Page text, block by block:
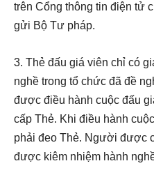
trên Cổng thông tin điện tử
gửi Bộ Tư pháp.
3. Thẻ đấu giá viên chỉ có
nghề trong tổ chức đã đề
được điều hành cuộc đấu
cấp Thẻ. Khi điều hành
phải đeo Thẻ. Người được
được kiêm nhiệm hành